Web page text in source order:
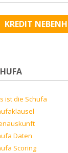
KREDIT
ist die Schufa
Daten
Scoring